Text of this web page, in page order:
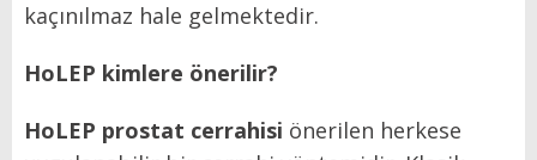
kaçınılmaz hale gelmektedir.
HoLEP kimlere önerilir?
HoLEP prostat cerrahisi önerilen herkese